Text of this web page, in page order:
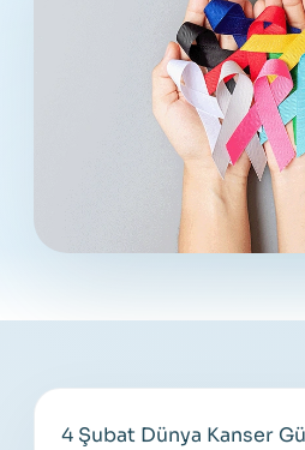
4 Şubat Dünya Kanser